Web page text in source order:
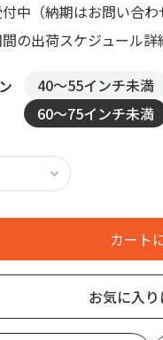
中（納期はお問い合わ
の出荷スケジュール詳
40～55インチ未満
60～75インチ未満
お気に入